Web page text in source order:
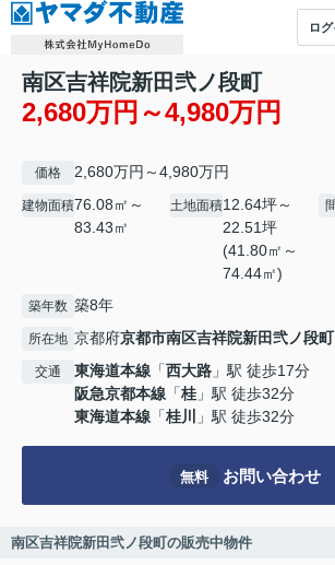
ロ
南区吉祥院新田弐ノ段町
2,680万円～4,980万円
価格 2,680万円～4,980万円
建物面積76.08㎡～
83.43㎡
土地面積12.64坪～
22.51坪
(41.80㎡～
74.44㎡)
築年数 築8年
所在地 京都府京都市南区吉祥院新田弐ノ段町
交通 東海道本線 「西大路 」駅 徒歩17分
阪急京都本線 「桂 」駅 徒歩32分
東海道本線 「桂川 」駅 徒歩32分
無料 お問い合わせ
南区吉祥院新田弐ノ段町の販売中物件